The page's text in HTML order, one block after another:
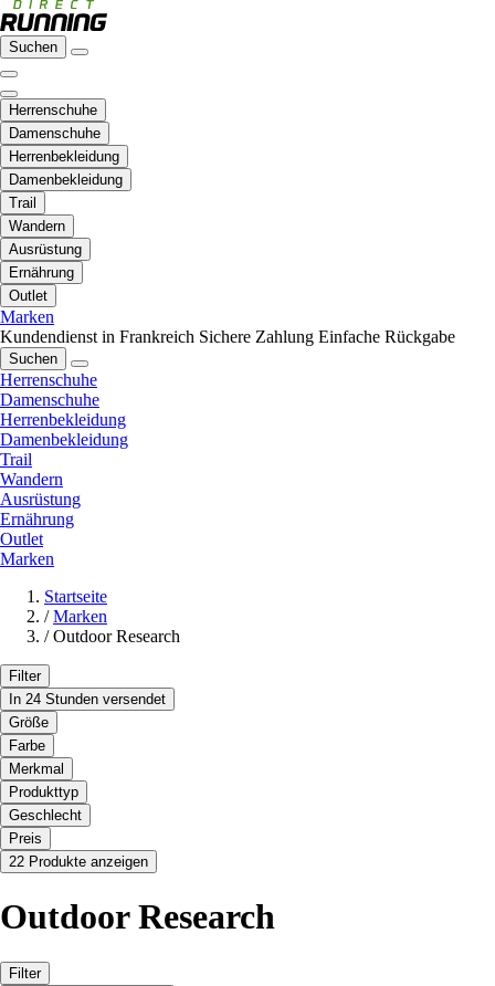
Suchen
Herrenschuhe
Damenschuhe
Herrenbekleidung
Damenbekleidung
Trail
Wandern
Ausrüstung
Ernährung
Outlet
Marken
Kundendienst in Frankreich Sichere Zahlung Einfache Rückgabe
Suchen
Herrenschuhe
Damenschuhe
Herrenbekleidung
Damenbekleidung
Trail
Wandern
Ausrüstung
Ernährung
Outlet
Marken
Startseite
/ Marken
/ Outdoor Research
Filter
In 24 Stunden versendet
Größe
Farbe
Merkmal
Produkttyp
Geschlecht
Preis
22 Produkte anzeigen
Outdoor Research
Filter